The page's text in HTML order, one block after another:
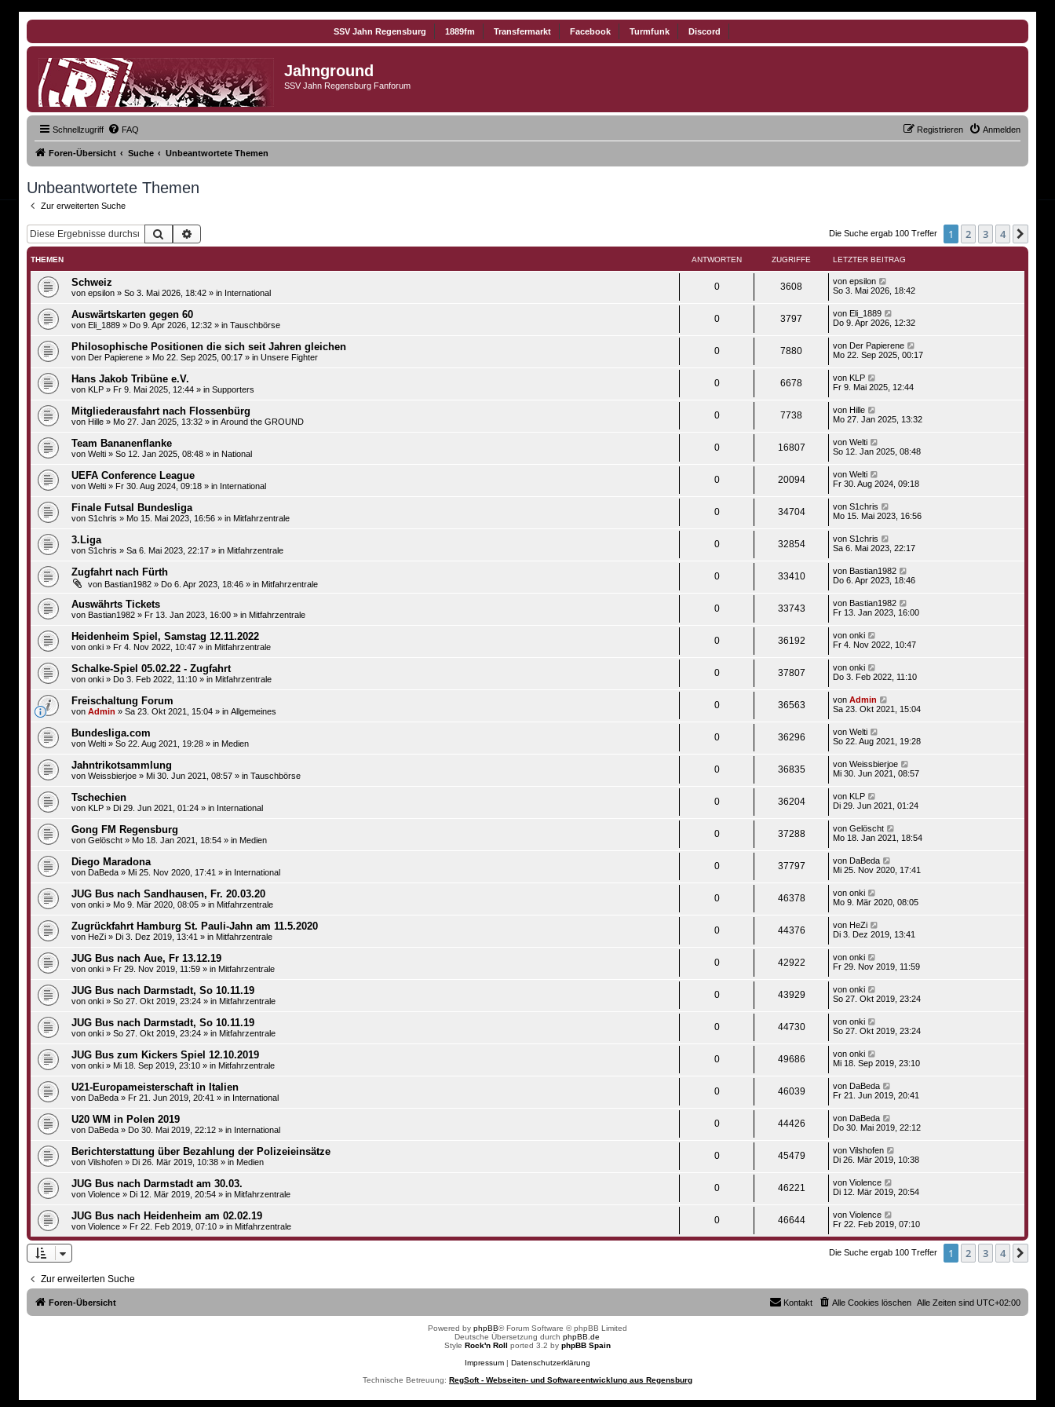
SSV Jahn Regensburg 1889fm Transfermarkt Facebook Turmfunk Discord
Jahnground
SSV Jahn Regensburg Fanforum
Schnellzugriff FAQ Anmelden
Registrieren
Foren-Übersicht Suche Unbeantwortete Themen
Unbeantwortete Themen
Zur erweiterten Suche
Suche Die Suche ergab 100 Treffer 1 2 3 4
THEMEN ANTWORTEN ZUGRIFFE LETZTER BEITRAG
Schweiz
von epsilon» So 3. Mai 2026, 18:42» in International
0 3608 vonepsilon
So 3. Mai 2026, 18:42
Auswärtskarten gegen 60
von Eli_1889» Do 9. Apr 2026, 12:32» in Tauschbörse
0 3797 von Eli_1889
Do 9. Apr 2026, 12:32
Philosophische Positionen die sich seit Jahren gleichen
von Der Papierene» Mo 22. Sep 2025, 00:17» in Unsere Fighter
0 7880 von Der Papierene
Mo 22. Sep 2025, 00:17
Hans Jakob Tribüne e.V.
von KLP» Fr 9. Mai 2025, 12:44» in Supporters
0 6678 von KLP
Fr 9. Mai 2025, 12:44
Mitgliederausfahrt nach Flossenbürg
von Hille» Mo 27. Jan 2025, 13:32» in Around the GROUND
0 7738 von Hille
Mo 27. Jan 2025, 13:32
Team Bananenflanke
von Welti» So 12. Jan 2025, 08:48» in National
0 16807 vonWelti
So 12. Jan 2025, 08:48
UEFA Conference League
von Welti» Fr 30. Aug 2024, 09:18» in International
0 20094 vonWelti
Fr 30. Aug 2024, 09:18
Finale Futsal Bundesliga
von S1chris » Mo 15. Mai 2023, 16:56» in Mitfahrzentrale
0 34704 vonS1chris
Mo 15. Mai 2023, 16:56
3.Liga
von S1chris » Sa 6. Mai 2023, 22:17» in Mitfahrzentrale
0 32854 vonS1chris
Sa 6. Mai 2023, 22:17
Zugfahrt nach Fürth
von Bastian1982» Do 6. Apr 2023, 18:46» in Mitfahrzentrale
0 33410 von Bastian1982
Do 6. Apr 2023, 18:46
Auswährts Tickets
von Bastian1982» Fr 13. Jan 2023, 16:00» in Mitfahrzentrale
0 33743 von Bastian1982
Fr 13. Jan 2023, 16:00
Heidenheim Spiel, Samstag 12.11.2022
von onki» Fr 4. Nov 2022, 10:47» in Mitfahrzentrale
0 36192 vononki
Fr 4. Nov 2022, 10:47
Schalke-Spiel 05.02.22 - Zugfahrt
von onki» Do 3. Feb 2022, 11:10» in Mitfahrzentrale
0 37807 vononki
Do 3. Feb 2022, 11:10
Freischaltung Forum
von Admin » Sa 23. Okt 2021, 15:04» in Allgemeines
0 36563 vonAdmin
Sa 23. Okt 2021, 15:04
Bundesliga.com
von Welti» So 22. Aug 2021, 19:28» in Medien
0 36296 vonWelti
So 22. Aug 2021, 19:28
Jahntrikotsammlung
von Weissbierjoe» Mi 30. Jun 2021, 08:57» in Tauschbörse
0 36835 vonWeissbierjoe
Mi 30. Jun 2021, 08:57
Tschechien
von KLP» Di 29. Jun 2021, 01:24» in International
0 36204 von KLP
Di 29. Jun 2021, 01:24
Gong FM Regensburg
von Gelöscht» Mo 18. Jan 2021, 18:54» in Medien
0 37288 vonGelöscht
Mo 18. Jan 2021, 18:54
Diego Maradona
von DaBeda» Mi 25. Nov 2020, 17:41 » in International
0 37797 von DaBeda
Mi 25. Nov 2020, 17:41
JUG Bus nach Sandhausen, Fr. 20.03.20
von onki» Mo 9. Mär 2020, 08:05» in Mitfahrzentrale
0 46378 vononki
Mo 9. Mär 2020, 08:05
Zugrückfahrt Hamburg St. Pauli-Jahn am 11.5.2020
von HeZi» Di 3. Dez 2019, 13:41 » in Mitfahrzentrale
0 44376 von HeZi
Di 3. Dez 2019, 13:41
JUG Bus nach Aue, Fr 13.12.19
von onki» Fr 29. Nov 2019, 11:59» in Mitfahrzentrale
0 42922 vononki
Fr 29. Nov 2019, 11:59
JUG Bus nach Darmstadt, So 10.11.19
von onki» So 27. Okt 2019, 23:24» in Mitfahrzentrale
0 43929 vononki
So 27. Okt 2019, 23:24
JUG Bus nach Darmstadt, So 10.11.19
von onki» So 27. Okt 2019, 23:24» in Mitfahrzentrale
0 44730 vononki
So 27. Okt 2019, 23:24
JUG Bus zum Kickers Spiel 12.10.2019
von onki» Mi 18. Sep 2019, 23:10» in Mitfahrzentrale
0 49686 vononki
Mi 18. Sep 2019, 23:10
U21-Europameisterschaft in Italien
von DaBeda» Fr 21. Jun 2019, 20:41 » in International
0 46039 von DaBeda
Fr 21. Jun 2019, 20:41
U20 WM in Polen 2019
von DaBeda» Do 30. Mai 2019, 22:12» in International
0 44426 von DaBeda
Do 30. Mai 2019, 22:12
Berichterstattung über Bezahlung der Polizeieinsätze
von Vilshofen» Di 26. Mär 2019, 10:38» in Medien
0 45479 vonVilshofen
Di 26. Mär 2019, 10:38
JUG Bus nach Darmstadt am 30.03.
von Violence» Di 12. Mär 2019, 20:54» in Mitfahrzentrale
0 46221 vonViolence
Di 12. Mär 2019, 20:54
JUG Bus nach Heidenheim am 02.02.19
von Violence» Fr 22. Feb 2019, 07:10» in Mitfahrzentrale
0 46644 vonViolence
Fr 22. Feb 2019, 07:10
Die Suche ergab 100 Treffer 1 2 3 4
Zur erweiterten Suche
Foren-Übersicht Alle Zeiten sindUTC+02:00
Alle Cookies löschen
Kontakt
Powered by phpBB® Forum Software © phpBB Limited
Deutsche Übersetzung durchphpBB.de
Style Rock'n Roll ported 3.2 by phpBB Spain
Impressum| Datenschutzerklärung
Technische Betreuung: RegSoft - Webseiten- und Softwareentwicklung aus Regensburg